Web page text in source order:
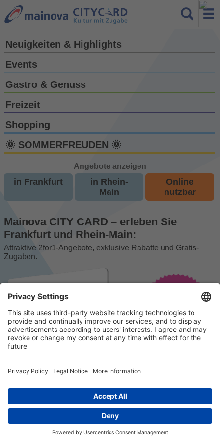
Neuigkeiten & Highlights
Events
Gastro & Genuss
Freizeit
Shopping
🌞 SOMMERFREUDEN 🌞
Angebote anzeigen
in Frankfurt
in Rhein-
Main
Online
nutzbar
Mainova CITY CARD – erleben Sie
Frankfurt und Rhein-Main:
Attraktive 2for1-Angebote, exklusive Rabatte und Gratis-
Zugaben.
© 2023 k/c/e Marketing GmbH –Impressum